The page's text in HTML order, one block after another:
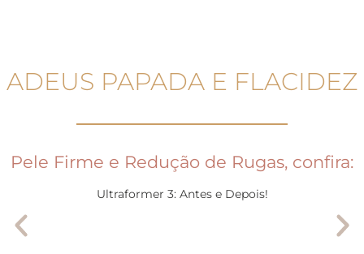
ADEUS PAPADA E FLACIDEZ
Pele Firme e Redução de Rugas, confira:
Ultraformer 3: Antes e Depois!